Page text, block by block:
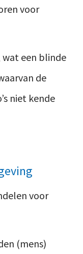
voor
wat een blinde
de
niet kende
voor
(mens)